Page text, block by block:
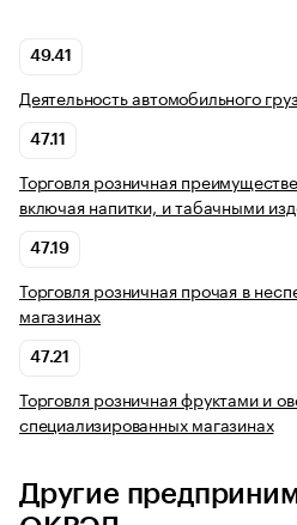
49.41
Деятельность автомобильного
47.11
Торговля розничная
включая напитки, и табачными
47.19
Торговля розничная прочая в
магазинах
47.21
Торговля розничная фруктами и
специализированных магазинах
Другие